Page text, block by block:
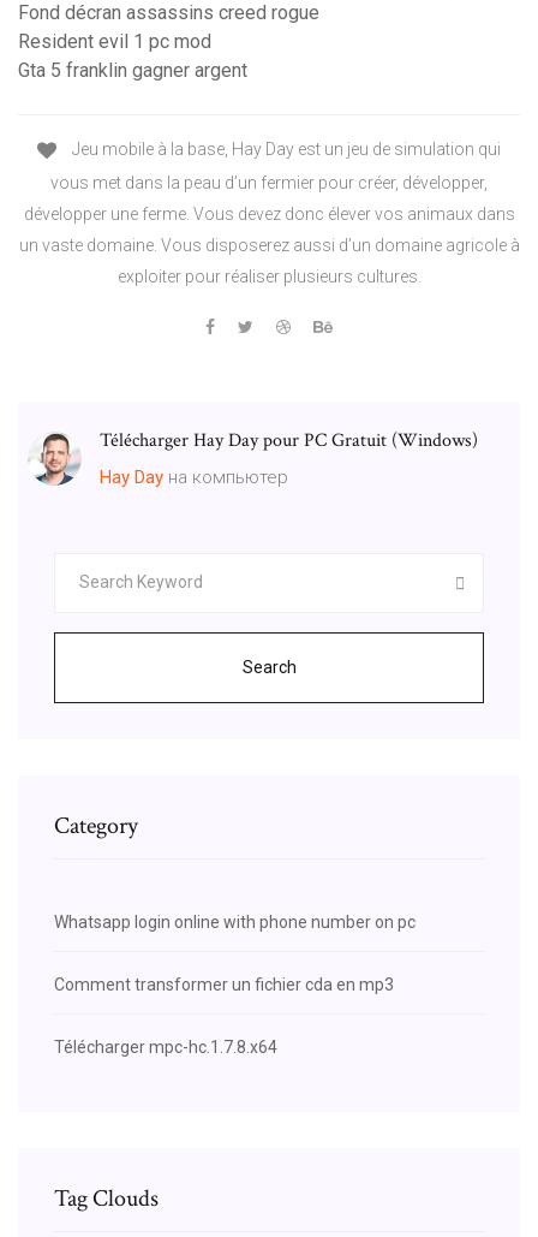
Fond décran assassins creed rogue
Resident evil 1 pc mod
Gta 5 franklin gagner argent
Jeu mobile à la base, Hay Day est un jeu de simulation qui
vous met dans la peau d’un fermier pour créer, développer,
développer une ferme. Vous devez donc élever vos animaux dans
un vaste domaine. Vous disposerez aussi d’un domaine agricole à
exploiter pour réaliser plusieurs cultures.
Télécharger Hay Day pour PC Gratuit (Windows)
Hay Day на компьютер
Search
Category
Whatsapp login online with phone number on pc
Comment transformer un fichier cda en mp3
Télécharger mpc-hc.1.7.8.x64
Tag Clouds